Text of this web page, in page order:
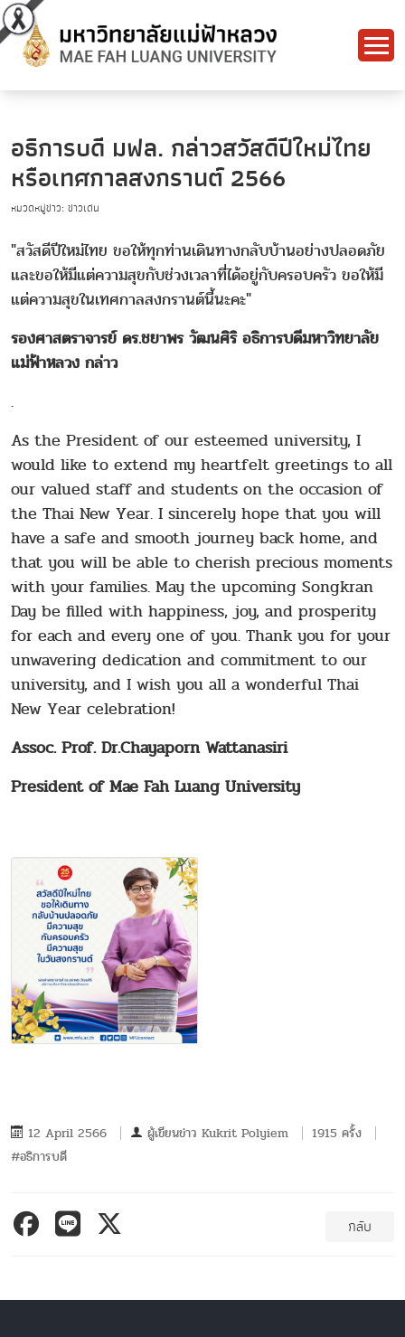
อธิการบดี มฟล. กล่าวสวัสดีปีใหม่ไทย
หรือเทศกาลสงกรานต์ 2566
หมวดหมู่ข่าว: ข่าวเด่น
"สวัสดีปีใหม่ไทย ขอให้ทุกท่านเดินทางกลับบ้านอย่างปลอดภัย
และขอให้มีแต่ความสุขกับช่วงเวลาที่ได้อยู่กับครอบครัว ขอให้มี
แต่ความสุขในเทศกาลสงกรานต์นี้นะคะ"
รองศาสตราจารย์ ดร.ชยาพร วัฒนศิริ อธิการบดีมหาวิทยาลัย
แม่ฟ้าหลวง กล่าว
.
As the President of our esteemed university, I
would like to extend my heartfelt greetings to all
our valued staff and students on the occasion of
the Thai New Year. I sincerely hope that you will
have a safe and smooth journey back home, and
that you will be able to cherish precious moments
with your families. May the upcoming Songkran
Day be filled with happiness, joy, and prosperity
for each and every one of you. Thank you for your
unwavering dedication and commitment to our
university, and I wish you all a wonderful Thai
New Year celebration!
Assoc. Prof. Dr.Chayaporn Wattanasiri
President of Mae Fah Luang University
12 April 2566 ผู้เขียนข่าว Kukrit Polyiem
1915 ครั้ง
#อธิการบดี
กลับ